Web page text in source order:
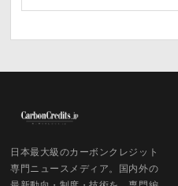
日本最大級のカーボンクレジット
専門ニュースメディア。国内外の